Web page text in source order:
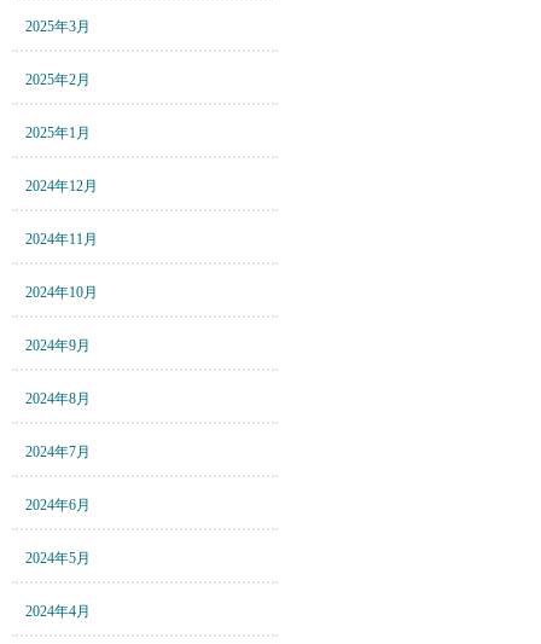
2025年3月
2025年2月
2025年1月
2024年12月
2024年11月
2024年10月
2024年9月
2024年8月
2024年7月
2024年6月
2024年5月
2024年4月